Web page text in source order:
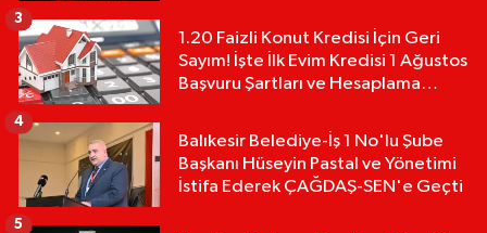
1.20 Faizli Konut Kredisi İçin Geri
Sayım! İşte İlk Evim Kredisi 1 Ağustos
Başvuru Şartları ve Hesaplama
3
Balıkesir Belediye-İş 1 No'lu Şube
Başkanı Hüseyin Pastal ve Yönetimi
İstifa Ederek ÇAĞDAŞ-SEN'e Geçti
4
5